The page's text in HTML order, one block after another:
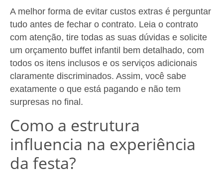
A melhor forma de evitar custos extras é perguntar
tudo antes de fechar o contrato. Leia o contrato
com atenção, tire todas as suas dúvidas e solicite
um orçamento buffet infantil bem detalhado, com
todos os itens inclusos e os serviços adicionais
claramente discriminados. Assim, você sabe
exatamente o que está pagando e não tem
surpresas no final.
Como a estrutura
influencia na experiência
da festa?